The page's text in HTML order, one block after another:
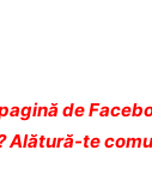
de
Alătură-te